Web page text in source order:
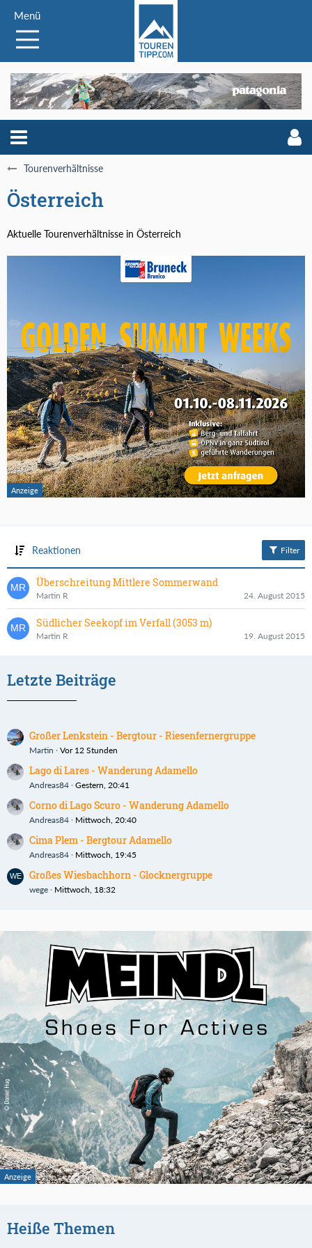
Menü
Tourenverhältnisse
Österreich
Aktuelle Tourenverhältnisse in Österreich
Reaktionen Filter
Überschreitung Mittlere Sommerwand
Martin R 24. August 2015
Südlicher Seekopf im Verfall (3053 m)
Martin R 19. August 2015
Letzte Beiträge
Großer Lenkstein - Bergtour - Riesenfernergruppe
Martin Vor 12 Stunden
Lago di Lares - Wanderung Adamello
Andreas84 Gestern, 20:41
Corno di Lago Scuro - Wanderung Adamello
Andreas84 Mittwoch, 20:40
Cima Plem - Bergtour Adamello
Andreas84 Mittwoch, 19:45
Großes Wiesbachhorn - Glocknergruppe
wege Mittwoch, 18:32
Heiße Themen